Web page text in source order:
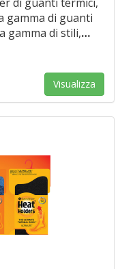
gamma di guanti
gamma di stili,…
Visualizza